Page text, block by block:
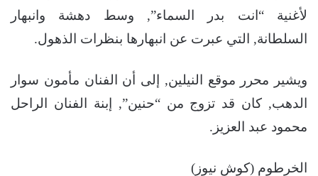
لأغنية “انت بدر السماء”, وسط دهشة وانبهار
السلطانة, التي عبرت عن انبهارها بنظرات الذهول.
ويشير محرر موقع النيلين, إلى أن الفنان مأمون سوار
الدهب, كان قد تزوج من “حنين”, إبنة الفنان الراحل
محمود عبد العزيز.
الخرطوم (كوش نيوز)